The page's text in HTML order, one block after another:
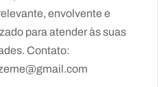
envolvente e
para atender às suas
Contato: